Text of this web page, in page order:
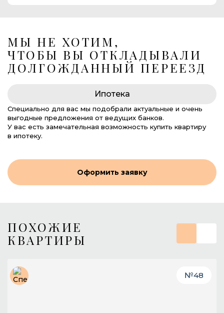
МЫ НЕ ХОТИМ,
ЧТОБЫ ВЫ ОТКЛАДЫВАЛИ
ДОЛГОЖДАННЫЙ ПЕРЕЕЗД
Ипотека
Специально для вас мы подобрали актуальные и очень
выгодные предложения от ведущих банков.
У вас есть замечательная возможность купить квартиру
в ипотеку.
Оформить заявку
ПОХОЖИЕ
КВАРТИРЫ
№48